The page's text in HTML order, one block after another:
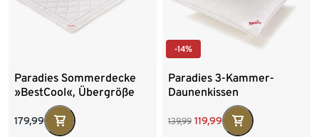
Paradies Sommerdecke
»BestCool«, Übergröße
179,99
-14%
Paradies 3-Kammer-
Daunenkissen
»Eimsbüttel«, mittel, 80 x
80 cm
139,99 119,99